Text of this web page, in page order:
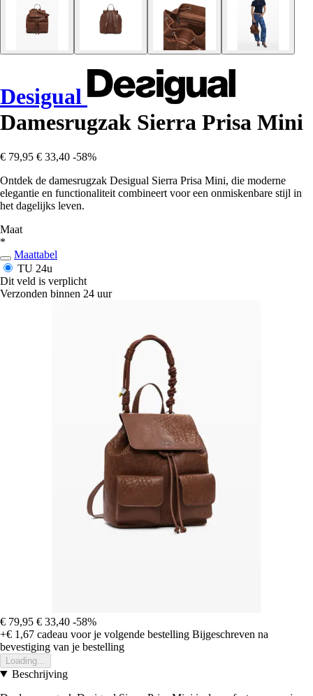
Desigual
Damesrugzak Sierra Prisa Mini
€ 79,95 € 33,40 -58%
Ontdek de damesrugzak Desigual Sierra Prisa Mini, die moderne
elegantie en functionaliteit combineert voor een onmiskenbare stijl in
het dagelijks leven.
Maat
*
Maattabel
TU 24u
Dit veld is verplicht
Verzonden binnen 24 uur
€ 79,95 € 33,40 -58%
+€ 1,67 cadeau voor je volgende bestelling Bijgeschreven na
bevestiging van je bestelling
Loading...
Beschrijving